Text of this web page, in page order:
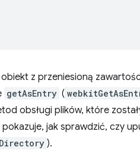
z przeniesioną
getAsEntry (
obsługi plików, które
jak sprawdzić, czy
).